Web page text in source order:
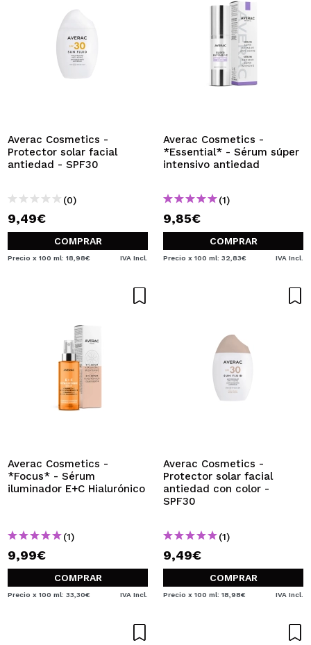
Averac Cosmetics -
Protector solar facial
antiedad - SPF30
(0)
9,49€
COMPRAR
Precio x 100 ml: 18,98€ IVA Incl.
Averac Cosmetics -
*Essential* - Sérum súper
intensivo antiedad
(1)
9,85€
COMPRAR
Precio x 100 ml: 32,83€ IVA Incl.
Averac Cosmetics -
*Focus* - Sérum
iluminador E+C Hialurónico
(1)
9,99€
COMPRAR
Precio x 100 ml: 33,30€ IVA Incl.
Averac Cosmetics -
Protector solar facial
antiedad con color -
SPF30
(1)
9,49€
COMPRAR
Precio x 100 ml: 18,98€ IVA Incl.